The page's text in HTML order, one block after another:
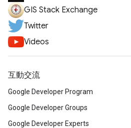
GIS Stack Exchange
Twitter
Videos
互動交流
Google Developer Program
Google Developer Groups
Google Developer Experts